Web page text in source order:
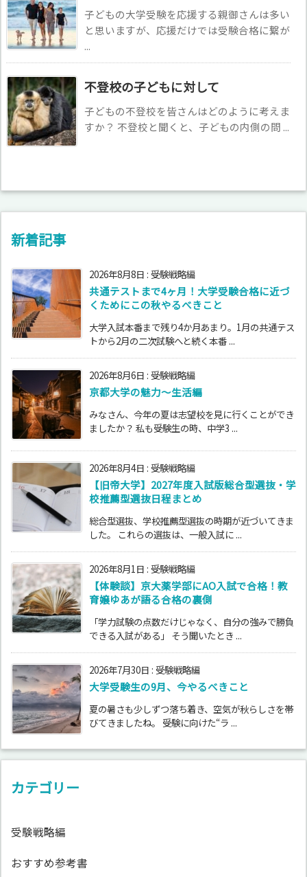
子どもの大学受験を応援する親御さんは多い
と思いますが、応援だけでは受験合格に繋が
...
不登校の子どもに対して
子どもの不登校を皆さんはどのように考えま
すか？ 不登校と聞くと、子どもの内側の問 ...
新着記事
2026年8月8日 : 受験戦略編
共通テストまで4ヶ月！大学受験合格に近づ
くためにこの秋やるべきこと
大学入試本番まで残り4か月あまり。1月の共通テス
トから2月の二次試験へと続く本番 ...
2026年8月6日 : 受験戦略編
京都大学の魅力～生活編
みなさん、今年の夏は志望校を見に行くことができ
ましたか？ 私も受験生の時、中学3 ...
2026年8月4日 : 受験戦略編
【旧帝大学】2027年度入試版総合型選抜・学
校推薦型選抜日程まとめ
総合型選抜、学校推薦型選抜の時期が近づいてきま
した。 これらの選抜は、一般入試に ...
2026年8月1日 : 受験戦略編
【体験談】京大薬学部にAO入試で合格！教
育嬢ゆあが語る合格の裏側
「学力試験の点数だけじゃなく、自分の強みで勝負
できる入試がある」 そう聞いたとき ...
2026年7月30日 : 受験戦略編
大学受験生の9月、今やるべきこと
夏の暑さも少しずつ落ち着き、空気が秋らしさを帯
びてきましたね。 受験に向けた“ラ ...
カテゴリー
受験戦略編
おすすめ参考書